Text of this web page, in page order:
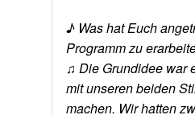
♪ Was hat Euch
Programm zu
♫ Die Grundidee war
mit unseren beiden
machen. Wir hatten